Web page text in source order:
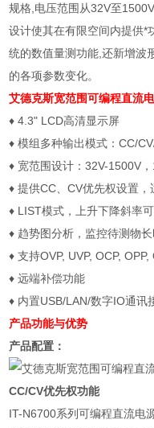
规格,电压范围从32V至
设计使其在有限空间内提供*
统的数值量测功能,还新增波
的各项参数变化。
艾德克斯宽范围可编程直流
♦ 4.3" LCD高清显示屏
♦ 模组多种输出模式：CC/
♦ 宽范围设计：32V-1500V
♦ 提供CC、CV优先权设置，
♦ LIST模式，上升下降斜率
♦ 趋势图分析，监控待测物
♦ 支持OVP, UVP, OCP,
♦ 远端补偿功能
♦ 内置USB/LAN/数字IO通讯
产品功能与优势
产品配置：
CC/CV优先权功能
IT-N6700系列可编程直流电